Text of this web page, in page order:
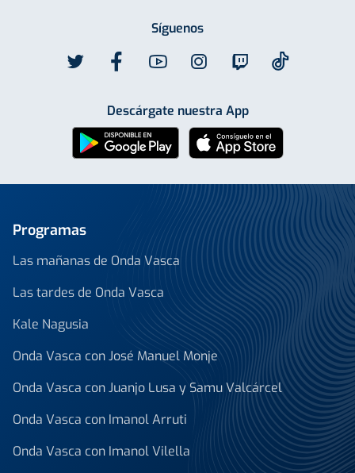
Síguenos
Descárgate nuestra App
Programas
Las mañanas de Onda Vasca
Las tardes de Onda Vasca
Kale Nagusia
Onda Vasca con José Manuel Monje
Onda Vasca con Juanjo Lusa y Samu Valcárcel
Onda Vasca con Imanol Arruti
Onda Vasca con Imanol Vilella